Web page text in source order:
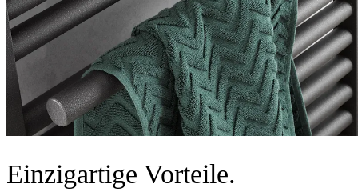
Einzigartige Vorteile.